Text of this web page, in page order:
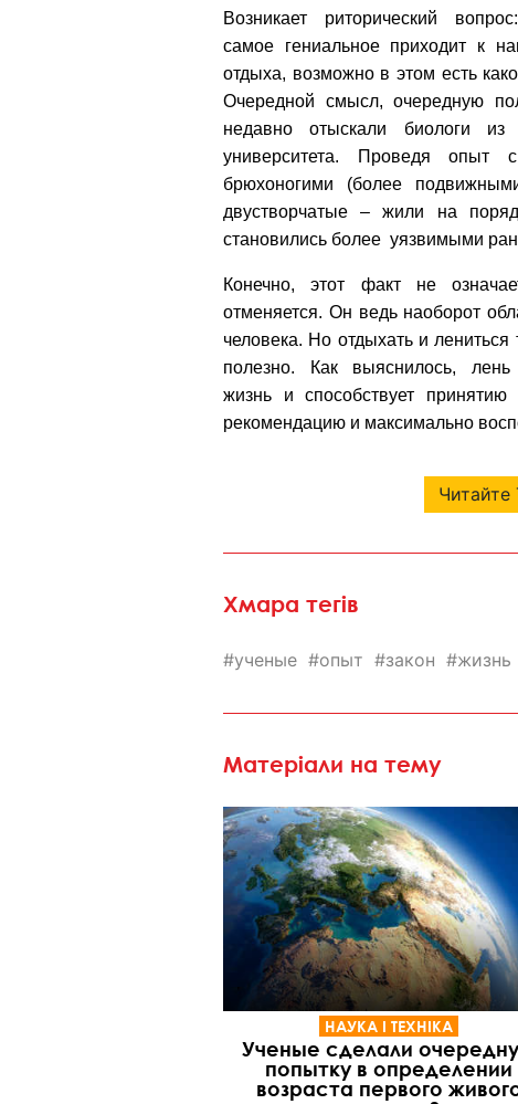
Возникает риторический
самое гениальное приходит к
отдыха, возможно в этом есть
Очередной смысл, очередную
недавно отыскали биологи из
университета. Проведя опыт
брюхоногими (более
двустворчатые – жили на
становились более уязвимыми
Конечно, этот факт не
отменяется. Он ведь наоборот
человека. Но отдыхать и
полезно. Как выяснилось, лень
жизнь и способствует
рекомендацию и максимально
Читайте
Хмара тегів
ученые опыт закон жизнь
Матеріали на тему
НАУКА І ТЕХНІКА
Ученые сделали
попытку в определении
возраста первого